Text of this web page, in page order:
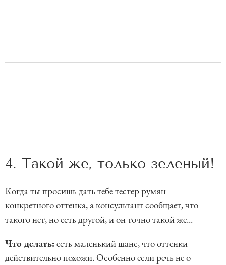
4. Такой же, только зеленый!
Когда ты просишь дать тебе тестер румян
конкретного оттенка, а консультант сообщает, что
такого нет, но есть другой, и он точно такой же...
Что делать: есть маленький шанс, что оттенки
действительно похожи. Особенно если речь не о